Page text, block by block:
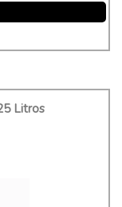
Litros